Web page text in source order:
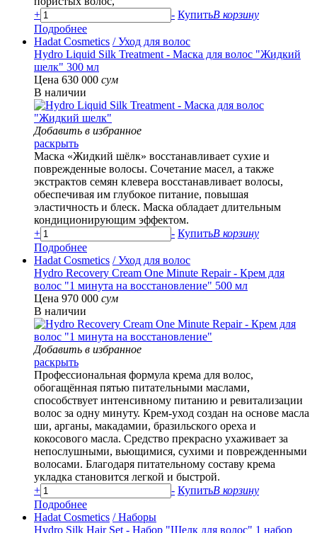
+
- КупитьВ корзину
Подробнее
Hadat Cosmetics / Уход для волос
Hydro Liquid Silk Treatment - Маска для волос "Жидкий
шелк" 300 мл
Цена 630 000 сум
В наличии
Добавить в избранное
раскрыть
Маска «Жидкий шёлк» восстанавливает сухие и
поврежденные волосы. Сочетание масел, а также
экстрактов семян клевера восстанавливает волосы,
обеспечивая им глубокое питание, повышая
эластичность и блеск. Маска обладает длительным
кондиционирующим эффектом.
+
- КупитьВ корзину
Подробнее
Hadat Cosmetics / Уход для волос
Hydro Recovery Cream One Minute Repair - Крем для
волос "1 минута на восстановление" 500 мл
Цена 970 000 сум
В наличии
Добавить в избранное
раскрыть
Профессиональная формула крема для волос,
обогащённая пятью питательными маслами,
способствует интенсивному питанию и ревитализации
волос за одну минуту. Крем-уход создан на основе масла
ши, арганы, макадамии, бразильского ореха и
кокосового масла. Средство прекрасно ухаживает за
непослушными, вьющимися, сухими и поврежденными
волосами. Благодаря питательному составу крема
укладка становится легкой и быстрой.
+
- КупитьВ корзину
Подробнее
Hadat Cosmetics / Наборы
Hydro Silk Hair Set - Набор "Шелк для волос" 1 набор